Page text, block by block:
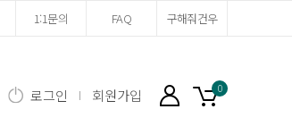
1:1문의 FAQ 구해줘건우
로그인 회원가입 마이페이지
장바구니
0